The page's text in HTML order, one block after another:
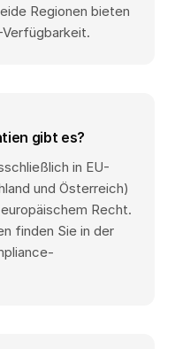
Regionen bieten
gibt es?
in EU-
und Österreich)
Recht.
finden Sie in der